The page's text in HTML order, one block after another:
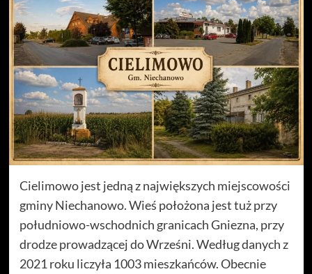
Cielimowo jest jedną z największych miejscowości
gminy Niechanowo. Wieś położona jest tuż przy
południowo-wschodnich granicach Gniezna, przy
drodze prowadzącej do Wrześni. Według danych z
2021 roku liczyła 1003 mieszkańców. Obecnie